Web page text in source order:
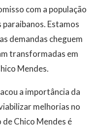
com a população
Estamos
demandas cheguem
transformadas em
Mendes.
a importância da
melhorias no
Chico Mendes é